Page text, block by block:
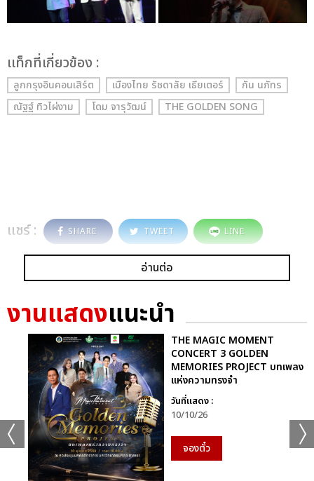
เเท็กที่เกี่ยวข้อง :
ลูกกรุงอินคอนเสิร์ต เมืองไทย รัชดาลัย เธียเตอร์
กัน นภัทร
ณัฐฐ์ ทิวไผ่งาม
โดม จารุวัฒน์ THE GOLDEN SONG
แชร์ : SHARE TWEET LINE
อ่านต่อ
งานแสดงแนะนำ
THE MAGIC MOMENT
CONCERT 3 GOLDEN
MEMORIES PROJECT บทเพลง
แห่งความทรงจำ
วันที่แสดง :
10/10/26
จองตั๋ว